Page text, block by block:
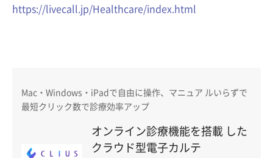
https://livecall.jp/Healthcare/index.html
Mac・Windows・iPadで自由に操作、マニュア ルいらずで
最短クリック数で診療効率アップ
オンライン診療機能を搭載 した
クラウド型電子カルテ